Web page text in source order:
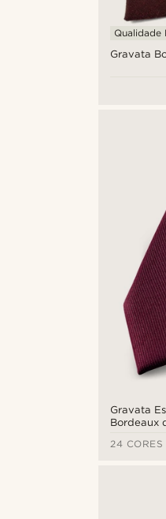
Gravata
Qualidade
Gravata
Bordeaux
24 CORES